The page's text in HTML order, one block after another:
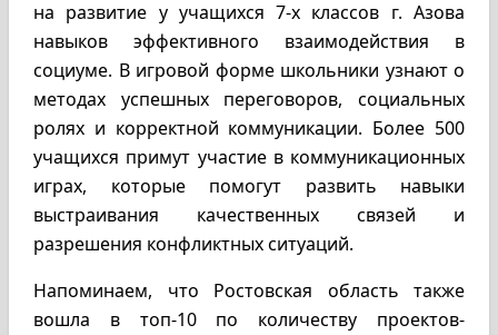
на развитие у учащихся 7-х классов г. Азова
навыков эффективного взаимодействия в
социуме. В игровой форме школьники узнают о
методах успешных переговоров, социальных
ролях и корректной коммуникации. Более 500
учащихся примут участие в коммуникационных
играх, которые помогут развить навыки
выстраивания качественных связей и
разрешения конфликтных ситуаций.
Напоминаем, что Ростовская область также
вошла в топ-10 по количеству проектов-